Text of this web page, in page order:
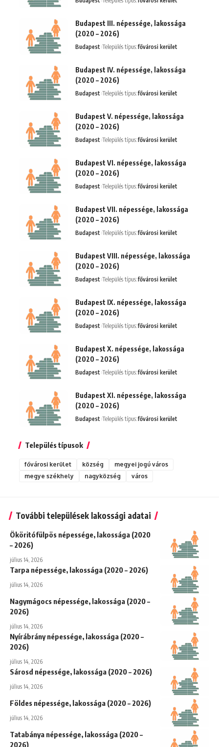
Budapest III. népessége, lakossága
(2020 – 2026)
Budapest Település típus:fővárosi kerület
Budapest IV. népessége, lakossága
(2020 – 2026)
Budapest Település típus:fővárosi kerület
Budapest V. népessége, lakossága
(2020 – 2026)
Budapest Település típus:fővárosi kerület
Budapest VI. népessége, lakossága
(2020 – 2026)
Budapest Település típus:fővárosi kerület
Budapest VII. népessége, lakossága
(2020 – 2026)
Budapest Település típus:fővárosi kerület
Budapest VIII. népessége, lakossága
(2020 – 2026)
Budapest Település típus:fővárosi kerület
Budapest IX. népessége, lakossága
(2020 – 2026)
Budapest Település típus:fővárosi kerület
Budapest X. népessége, lakossága
(2020 – 2026)
Budapest Település típus:fővárosi kerület
Budapest XI. népessége, lakossága
(2020 – 2026)
Budapest Település típus:fővárosi kerület
Település típusok
fővárosi kerület község
megyei jogú város
megye székhely
nagyközség város
További települések lakossági adatai
Ököritófülpös népessége, lakossága (2020
– 2026)
július 14, 2026
Tarpa népessége, lakossága (2020 – 2026)
július 14, 2026
Nagymágocs népessége, lakossága (2020 –
2026)
július 14, 2026
Nyírábrány népessége, lakossága (2020 –
2026)
július 14, 2026
Sárosd népessége, lakossága (2020 – 2026)
július 14, 2026
Földes népessége, lakossága (2020 – 2026)
július 14, 2026
Tatabánya népessége, lakossága (2020 –
2026)